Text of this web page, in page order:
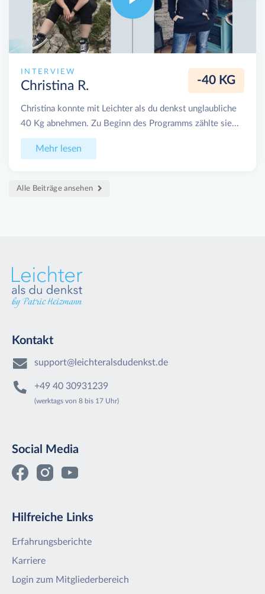
INTERVIEW
Christina R. -40 KG
Christina konnte mit Leichter als du denkst unglaubliche
40 Kg abnehmen. Zu Beginn des Programms zählte sie...
Mehr lesen
Alle Beiträge ansehen
Kontakt
support@leichteralsdudenkst.de
+49 40 30931239
(werktags von 8 bis 17 Uhr)
Social Media
Hilfreiche Links
Erfahrungsberichte
Karriere
Login zum Mitgliederbereich